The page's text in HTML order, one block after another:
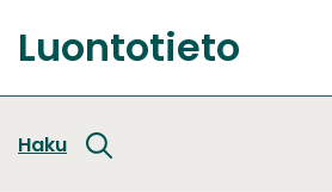
to
content
Front
Luontotieto
Haku